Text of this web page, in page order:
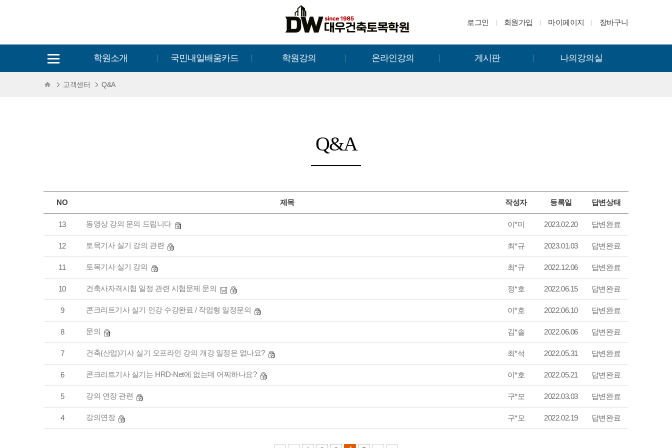
로그인 회원가입 마이페이지 장바구니
학원소개 국민내일배움카드 학원강의 온라인강의 게시판 나의강의실
고객센터 Q&A
Q&A
NO 제목 작성자 등록일 답변상태
13 동영상 강의 문의 드립니다 이*미 2023.02.20 답변완료
12 토목기사 실기 강의 관련 최*규 2023.01.03 답변완료
11 토목기사 실기 강의 최*규 2022.12.06 답변완료
10 건축사자격시험 일정 관련 시험문제 문의 정*호 2022.06.15 답변완료
9 콘크리트기사 실기 인강 수강완료 / 작업형 일정문의 이*호 2022.06.10 답변완료
8 문의 김*솔 2022.06.06 답변완료
7 건축(산업)기사 실기 오프라인 강의 개강 일정은 없나요? 최*석 2022.05.31 답변완료
6 콘크리트기사 실기는 HRD-Net에 없는데 어찌하나요? 이*호 2022.05.21 답변완료
5 강의 연장 관련 구*모 2022.03.03 답변완료
4 강의연장 구*모 2022.02.19 답변완료